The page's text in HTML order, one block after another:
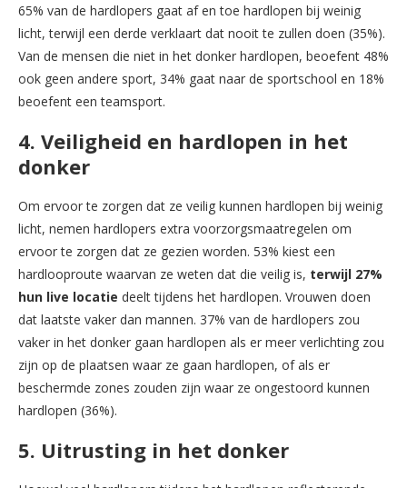
65% van de hardlopers gaat af en toe hardlopen bij weinig
licht, terwijl een derde verklaart dat nooit te zullen doen (35%).
Van de mensen die niet in het donker hardlopen, beoefent 48%
ook geen andere sport, 34% gaat naar de sportschool en 18%
beoefent een teamsport.
4. Veiligheid en hardlopen in het
donker
Om ervoor te zorgen dat ze veilig kunnen hardlopen bij weinig
licht, nemen hardlopers extra voorzorgsmaatregelen om
ervoor te zorgen dat ze gezien worden. 53% kiest een
hardlooproute waarvan ze weten dat die veilig is, terwijl 27%
hun live locatie deelt tijdens het hardlopen. Vrouwen doen
dat laatste vaker dan mannen. 37% van de hardlopers zou
vaker in het donker gaan hardlopen als er meer verlichting zou
zijn op de plaatsen waar ze gaan hardlopen, of als er
beschermde zones zouden zijn waar ze ongestoord kunnen
hardlopen (36%).
5. Uitrusting in het donker